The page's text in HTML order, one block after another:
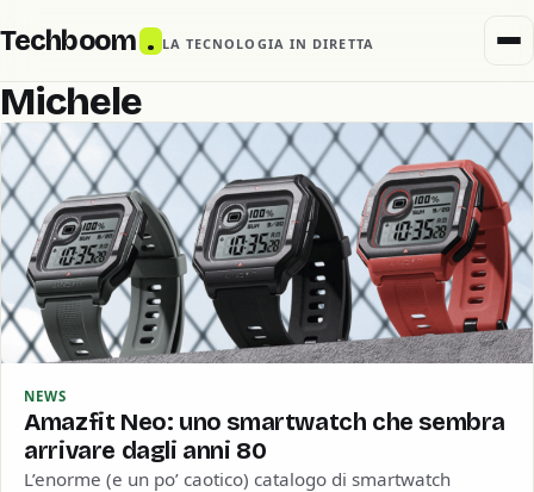
Techboom . LA TECNOLOGIA IN DIRETTA
Michele
NEWS
Amazfit Neo: uno smartwatch che sembra
arrivare dagli anni 80
L’enorme (e un po’ caotico) catalogo di smartwatch